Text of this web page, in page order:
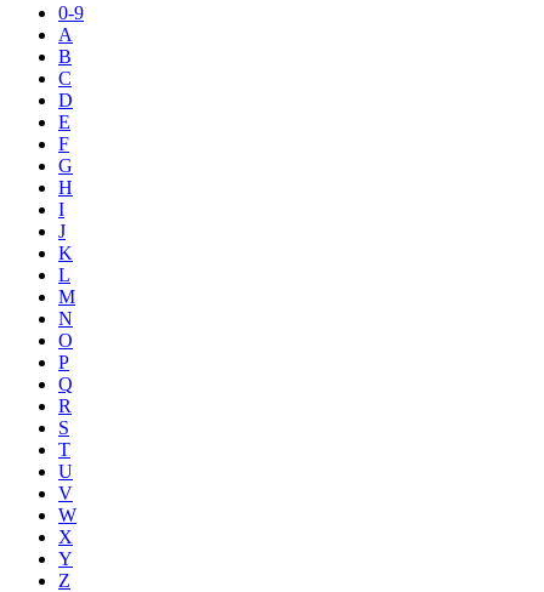
0-9
A
B
C
D
E
F
G
H
I
J
K
L
M
N
O
P
Q
R
S
T
U
V
W
X
Y
Z